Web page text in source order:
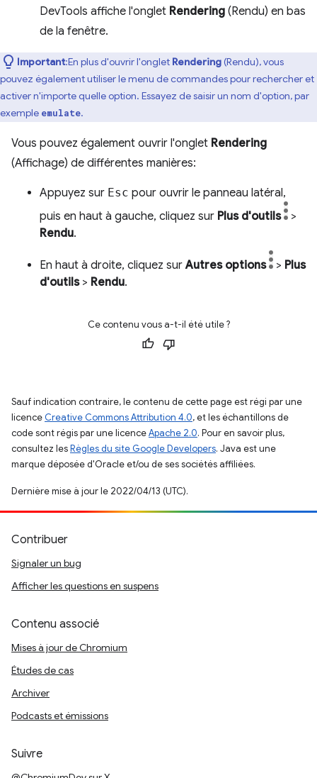
DevTools affiche l'onglet Rendering (Rendu) en bas
de la fenêtre.
Important:En plus d'ouvrir l'onglet Rendering(Rendu), vous
pouvez également utiliser le menu de commandes pour rechercher et
activer n'importe quelle option. Essayez de saisir un nom d'option, par
exemple emulate.
Vous pouvez également ouvrir l'onglet Rendering
(Affichage) de différentes manières:
Appuyez sur Esc pour ouvrir le panneau latéral,
puis en haut à gauche, cliquez sur Plus d'outils
>
Rendu.
En haut à droite, cliquez surAutres options > Plus
d'outils> Rendu.
Ce contenu vous a-t-il été utile ?
Sauf indication contraire, le contenu de cette page est régi par une
licence Creative Commons Attribution 4.0, et les échantillons de
code sont régis par une licenceApache 2.0. Pour en savoir plus,
consultez lesRègles du site Google Developers. Java est une
marque déposée d'Oracle et/ou de ses sociétés affiliées.
Dernière mise à jour le 2022/04/13 (UTC).
Contribuer
Signaler un bug
Afficher les questions en suspens
Contenu associé
Mises à jour de Chromium
Études de cas
Archiver
Podcasts et émissions
Suivre